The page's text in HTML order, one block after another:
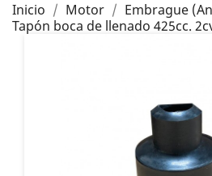
Inicio Motor
Embrague
Tapón boca de llenado 425cc.